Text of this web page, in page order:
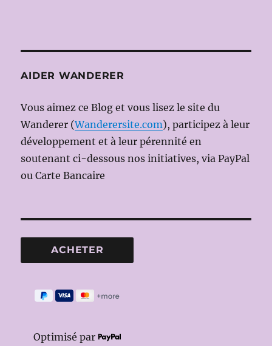
AIDER WANDERER
Vous aimez ce Blog et vous lisez le site du
Wanderer (Wanderersite.com), participez à leur
développement et à leur pérennité en
soutenant ci-dessous nos initiatives, via PayPal
ou Carte Bancaire
Optimisé par